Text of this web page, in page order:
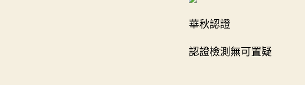
華秋認證
認證檢測無可置疑